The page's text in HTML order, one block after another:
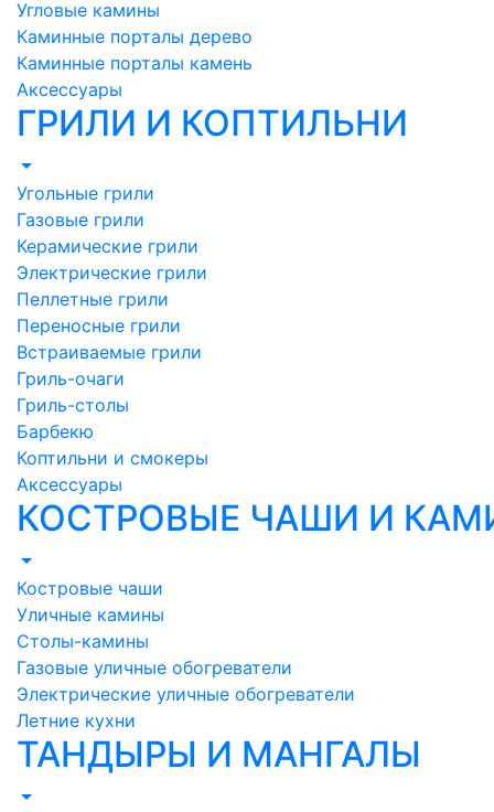
Угловые камины
Каминные порталы дерево
Каминные порталы камень
Аксессуары
ГРИЛИ И КОПТИЛЬНИ
Угольные грили
Газовые грили
Керамические грили
Электрические грили
Пеллетные грили
Переносные грили
Встраиваемые грили
Гриль-очаги
Гриль-столы
Барбекю
Коптильни и смокеры
Аксессуары
КОСТРОВЫЕ ЧАШИ И
Костровые чаши
Уличные камины
Столы-камины
Газовые уличные обогреватели
Электрические уличные обогреватели
Летние кухни
ТАНДЫРЫ И МАНГАЛЫ